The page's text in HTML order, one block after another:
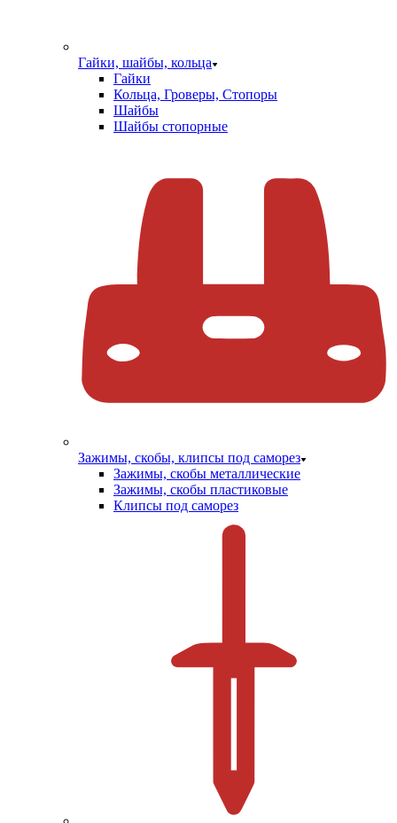
Гайки, шайбы, кольца
Гайки
Кольца, Гроверы, Стопоры
Шайбы
Шайбы стопорные
Зажимы, скобы, клипсы под саморез
Зажимы, скобы металлические
Зажимы, скобы пластиковые
Клипсы под саморез